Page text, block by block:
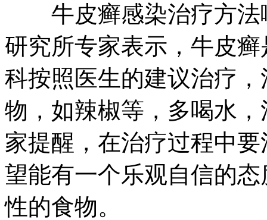
牛皮癣感染治疗方法
研究所专家表示，牛皮
科按照医生的建议治疗
物，如辣椒等，多喝水
家提醒，在治疗过程中
望能有一个乐观自信的
性的食物。